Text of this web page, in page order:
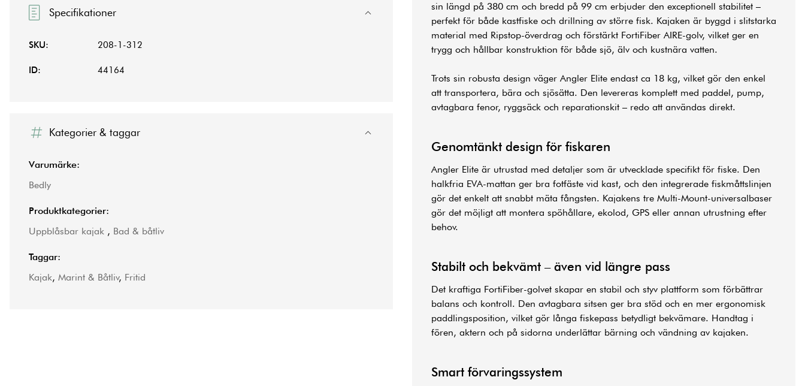
sin längd på 380 cm och bredd på 99 cm erbjuder den exceptionell stabilitet –
perfekt för både kastfiske och drillning av större fisk. Kajaken är byggd i slitstarka
material med Ripstop-överdrag och förstärkt FortiFiber AIRE-golv, vilket ger en
trygg och hållbar konstruktion för både sjö, älv och kustnära vatten.
Trots sin robusta design väger Angler Elite endast ca 18 kg, vilket gör den enkel
att transportera, bära och sjösätta. Den levereras komplett med paddel, pump,
avtagbara fenor, ryggsäck och reparationskit – redo att användas direkt.
Genomtänkt design för fiskaren
Angler Elite är utrustad med detaljer som är utvecklade specifikt för fiske. Den
halkfria EVA-mattan ger bra fotfäste vid kast, och den integrerade fiskmåttslinjen
gör det enkelt att snabbt mäta fångsten. Kajakens tre Multi-Mount-universalbaser
gör det möjligt att montera spöhållare, ekolod, GPS eller annan utrustning efter
behov.
Stabilt och bekvämt – även vid längre pass
Det kraftiga FortiFiber-golvet skapar en stabil och styv plattform som förbättrar
balans och kontroll. Den avtagbara sitsen ger bra stöd och en mer ergonomisk
paddlingsposition, vilket gör långa fiskepass betydligt bekvämare. Handtag i
fören, aktern och på sidorna underlättar bärning och vändning av kajaken.
Smart förvaringssystem
Specifikationer
SKU: 208-1-312
ID: 44164
Kategorier & taggar
Varumärke:
Bedly
Produktkategorier:
Uppblåsbar kajak , Bad & båtliv
Taggar:
Kajak, Marint & Båtliv, Fritid